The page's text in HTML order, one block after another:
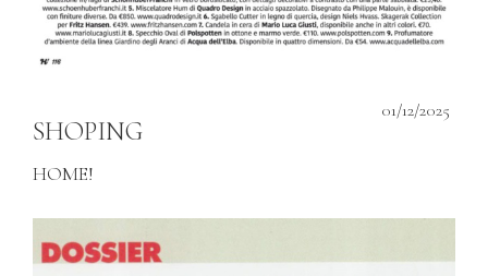
01/12/2025
SHOPING
HOME!